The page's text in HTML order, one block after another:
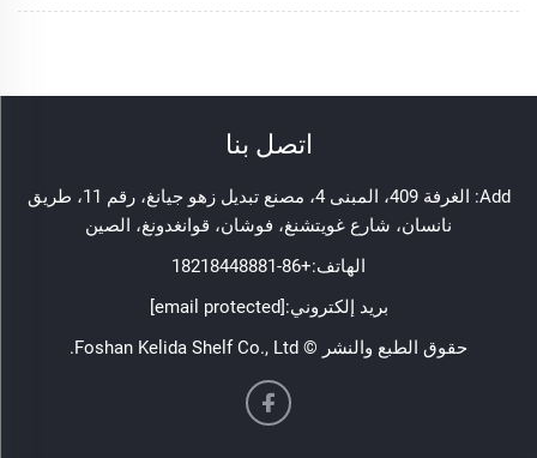
اتصل بنا
Add: الغرفة 409، المبنى 4، مصنع تبديل زهو جيانغ، رقم 11، طريق
نانسان، شارع غويتشنغ، فوشان، قوانغدونغ، الصين
الهاتف:+86-18218448881
بريد إلكتروني:[email protected]
حقوق الطبع والنشر © Foshan Kelida Shelf Co., Ltd.